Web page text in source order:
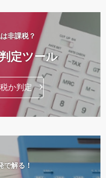
非課税？
定ツール
か判定
で解る！